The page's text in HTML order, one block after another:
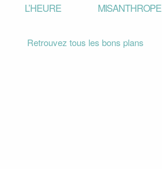
L’HEURE
MISANTHROPE
Retrouvez tous les bons plans